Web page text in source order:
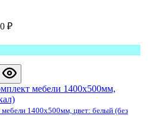
₽
1400x500мм, цвет: белый (без